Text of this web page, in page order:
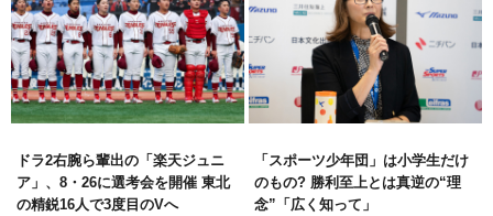
ドラ2右腕ら輩出の「楽天ジュニ
ア」、8・26に選考会を開催 東北
の精鋭16人で3度目のVへ
「スポーツ少年団」は小学生だけ
のもの? 勝利至上とは真逆の“理
念”「広く知って」